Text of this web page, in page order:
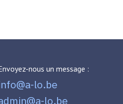
nous un message :
lo.be
lo.be